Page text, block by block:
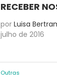
RECEBER
por Luisa
julho de 2016
Outras